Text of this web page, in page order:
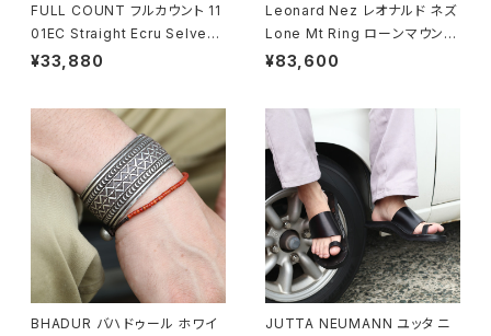
FULL COUNT フルカウント 11
01EC Straight Ecru Selved
ge Denim ストレートセルビッ
¥33,880
Leonard Nez レオナルド ネズ
Lone Mt Ring ローンマウンテ
ンターコイズリング 15号 ナバホ
¥83,600
BHADUR バハドゥール ホワイ
JUTTA NEUMANN ユッタ ニ